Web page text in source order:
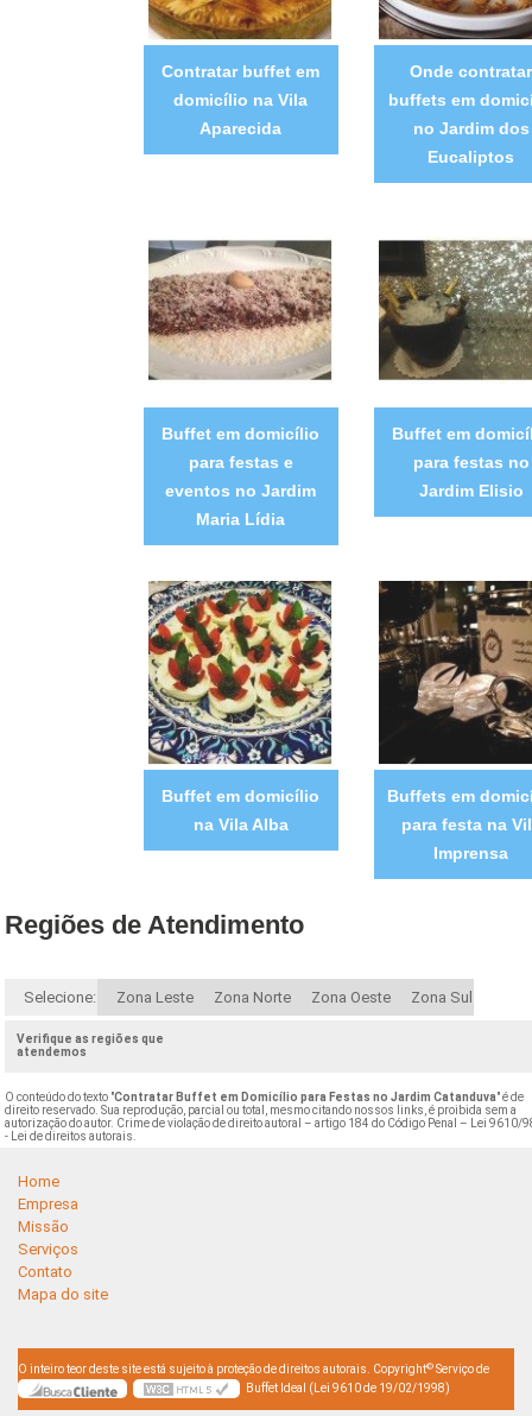
Contratar buffet em
domicílio na Vila
Aparecida
Onde contratar
buffets em
no Jardim dos
Eucaliptos
Buffet em domicílio
para festas e
eventos no Jardim
Maria Lídia
Buffet em
para festas no
Jardim Elisio
Buffet em domicílio
na Vila Alba
Buffets em
para festa na
Imprensa
Regiões de Atendimento
Selecione: Zona Leste Zona Norte Zona Oeste Zona Sul
Verifique as regiões que
atendemos
O conteúdo do texto "Contratar Buffet em Domicílio para Festas no Jardim Catanduva" é de
direito reservado. Sua reprodução, parcial ou total, mesmo citando nossos links, é proibida sem a
autorização do autor. Crime de violação de direito autoral – artigo 184 do Código Penal –
Lei 9610/
- Lei de direitos autorais
Home
Empresa
Missão
Serviços
Contato
Mapa do site
O inteiro teor deste site está sujeito à proteção de direitos autorais. Copyright© Serviço de
Buffet Ideal (Lei 9610 de 19/02/1998)